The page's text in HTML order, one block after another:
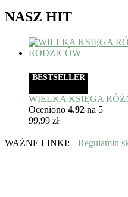
NASZ HIT
BESTSELLER
WIELKA KSIĘGA
Oceniono 4.92 na 5
99,99 zł
WAŻNE LINKI: Regulamin